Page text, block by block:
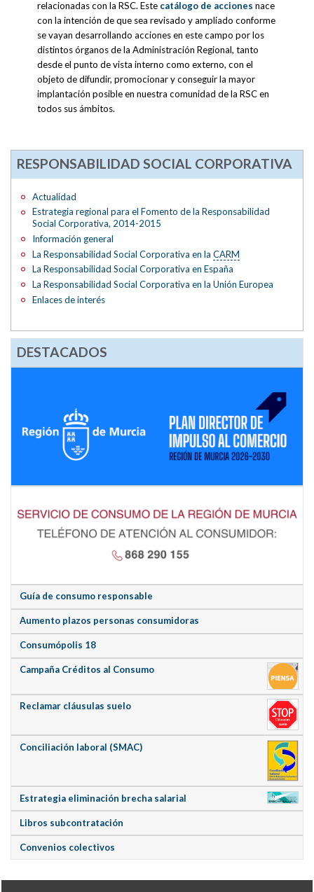
relacionadas con la RSC. Este catálogo de acciones nace
con la intención de que sea revisado y ampliado conforme
se vayan desarrollando acciones en este campo por los
distintos órganos de la Administración Regional, tanto
desde el punto de vista interno como externo, con el
objeto de difundir, promocionar y conseguir la mayor
implantación posible en nuestra comunidad de la RSC en
todos sus ámbitos.
RESPONSABILIDAD SOCIAL CORPORATIVA
Actualidad
Estrategia regional para el Fomento de la Responsabilidad
Social Corporativa, 2014-2015
Información general
La Responsabilidad Social Corporativa en laCARM
La Responsabilidad Social Corporativa en España
La Responsabilidad Social Corporativa en la Unión Europea
Enlaces de interés
DESTACADOS
Guía de consumo responsable
Aumento plazos personas consumidoras
Consumópolis 18
Campaña Créditos al Consumo
Reclamar cláusulas suelo
Conciliación laboral (SMAC)
Estrategia eliminación brecha salarial
Libros subcontratación
Convenios colectivos